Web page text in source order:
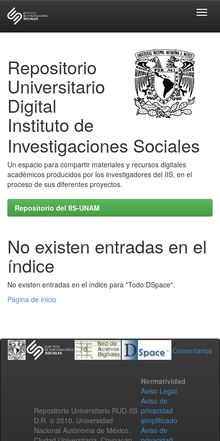
Repositorio
Universitario
Digital
Instituto de
Investigaciones Sociales
Un espacio para compartir materiales y recursos digitales
académicos producidos por los investigadores del IIS, en el
proceso de sus diferentes proyectos.
Repositorio del IIS-UNAM
No existen entradas en el
índice
No existen entradas en el índice para "Todo DSpace".
Página de inicio
Comentarios
Repositorio Universitario RUD-IIS
D.R. © 2010. Universidad
Nacional Autónoma de México.
Normatividad
Aviso Legal
Aviso de
privacidad
simplificado
Aviso de